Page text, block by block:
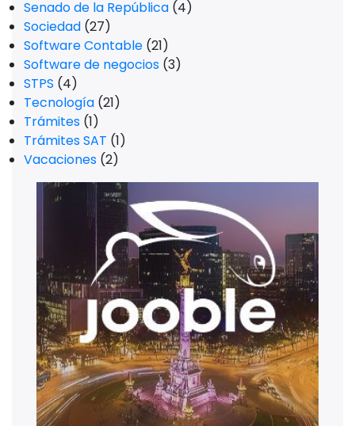
Senado de la República (4)
Sociedad (27)
Software Contable (21)
Software de negocios (3)
STPS (4)
Tecnología (21)
Trámites (1)
Trámites SAT (1)
Vacaciones (2)